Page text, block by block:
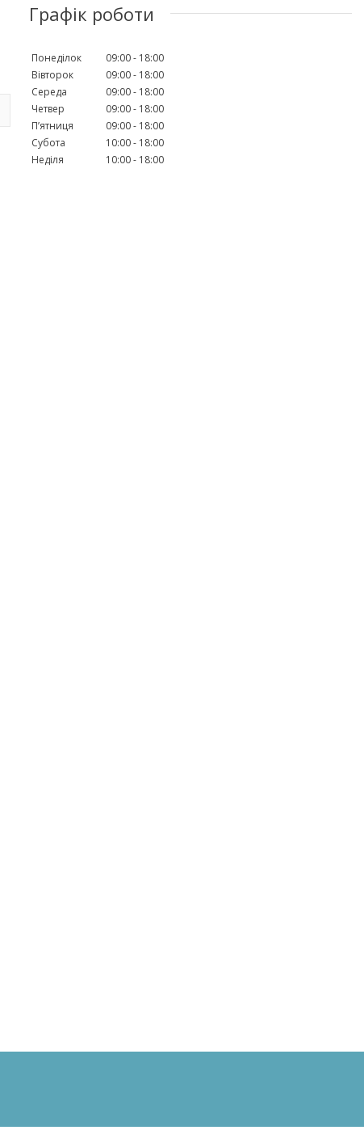
Графік роботи
Понеділок 09:00
18:00
Вівторок
09:00
18:00
Середа
09:00
18:00
Четвер
09:00
18:00
Пʼятниця
09:00
18:00
Субота
10:00
18:00
Неділя
10:00 18:00